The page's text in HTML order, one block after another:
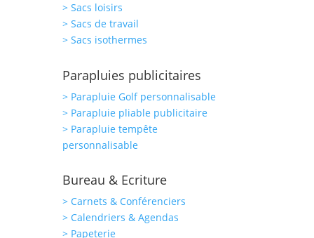
> Sacs loisirs
> Sacs de travail
> Sacs isothermes
Parapluies publicitaires
> Parapluie Golf personnalisable
> Parapluie pliable publicitaire
> Parapluie tempête
personnalisable
Bureau & Ecriture
> Carnets & Conférenciers
> Calendriers & Agendas
> Papeterie